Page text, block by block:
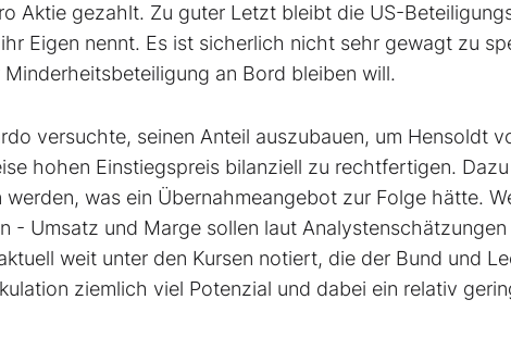
Aktie gezahlt. Zu guter Letzt bleibt die US-
Eigen nennt. Es ist sicherlich nicht sehr gewagt zu
an Bord bleiben will.
versuchte, seinen Anteil auszubauen, um Hensoldt
hohen Einstiegspreis bilanziell zu rechtfertigen.
was ein Übernahmeangebot zur Folge hätte.
- Umsatz und Marge sollen laut
weit unter den Kursen notiert, die der Bund und
ziemlich viel Potenzial und dabei ein relativ